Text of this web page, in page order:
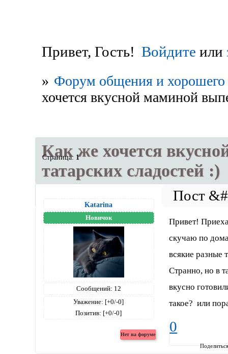
Привет, Гость! Войдите или
» Форум общения и хорошего
хочется вкусной маминой
Как же хочется
татарских сладостей :)
Страница: 1
Katarina
Новичок
Сообщений: 12
Уважение: [+0/-0]
Позитив: [+0/-0]
Привет!
скучаю по
всякие разные
Странно, но в
вкусно
такое? или
0